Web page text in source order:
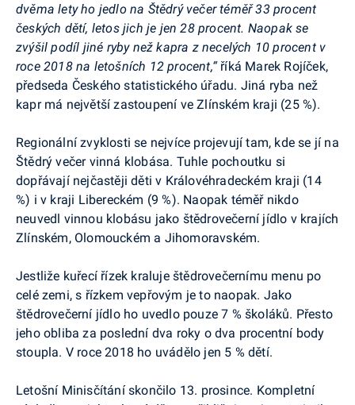
dvěma lety ho jedlo na Štědrý večer téměř 33 procent
českých dětí, letos jich je jen 28 procent. Naopak se
zvýšil podíl jiné ryby než kapra z necelých 10 procent v
roce 2018 na letošních 12 procent,“říká Marek Rojíček,
předseda Českého statistického úřadu. Jiná ryba než
kapr má největší zastoupení ve Zlínském kraji (25 %).
Regionální zvyklosti se nejvíce projevují tam, kde se jí na
Štědrý večer vinná klobása. Tuhle pochoutku si
dopřávají nejčastěji děti v Královéhradeckém kraji (14
%) i v kraji Libereckém (9 %). Naopak téměř nikdo
neuvedl vinnou klobásu jako štědrovečerní jídlo v krajích
Zlínském, Olomouckém a Jihomoravském.
Jestliže kuřecí řízek kraluje štědrovečernímu menu po
celé zemi, s řízkem vepřovým je to naopak. Jako
štědrovečerní jídlo ho uvedlo pouze 7 % školáků. Přesto
jeho obliba za poslední dva roky o dva procentní body
stoupla. V roce 2018 ho uvádělo jen 5 % dětí.
Letošní Minisčítánískončilo 13. prosince. Kompletní